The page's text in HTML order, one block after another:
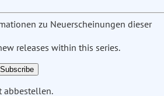
zu Neuerscheinungen dieser
releases within this series.
abbestellen.